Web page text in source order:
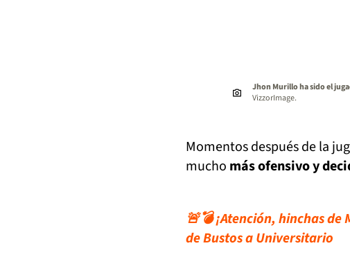
Jhon Murillo ha sido el
VizzorImage.
Momentos después de la
mucho más ofensivo y
🚨💣 ¡Atención, hinchas
de Bustos a Universitario